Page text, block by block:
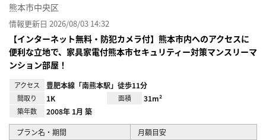
熊本市中央区
情報更新日 2026/08/03 14:32
【インターネット無料・防犯カメラ付】熊本市内へのアクセスに
便利な立地で、家具家電付熊本市セキュリティー対策マンスリーマ
ンション部屋！
アクセス 豊肥本線「南熊本駅」徒歩11分
間取り 1K 面積 31m²
築年数 2008年 1月 築
プラン名・期間 月額目安